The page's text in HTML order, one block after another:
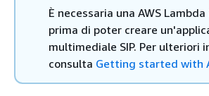
È necessaria una AWS
prima di poter creare
multimediale SIP. Per ulteriori
consulta Getting started with